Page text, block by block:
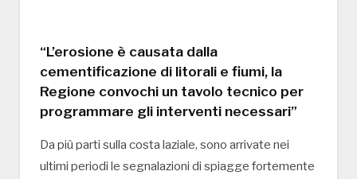
“L’erosione è causata dalla
cementificazione di litorali e fiumi, la
Regione convochi un tavolo tecnico per
programmare gli interventi necessari”
Da più parti sulla costa laziale, sono arrivate nei
ultimi periodi le segnalazioni di spiagge fortemente